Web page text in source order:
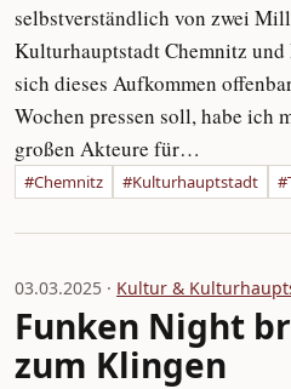
selbstverständlich von zwei
Kulturhauptstadt Chemnitz und
sich dieses Aufkommen
Wochen pressen soll, habe ich
großen Akteure für…
#Chemnitz #Kulturhauptstadt
03.03.2025 · Kultur &
Funken Night
zum Klingen